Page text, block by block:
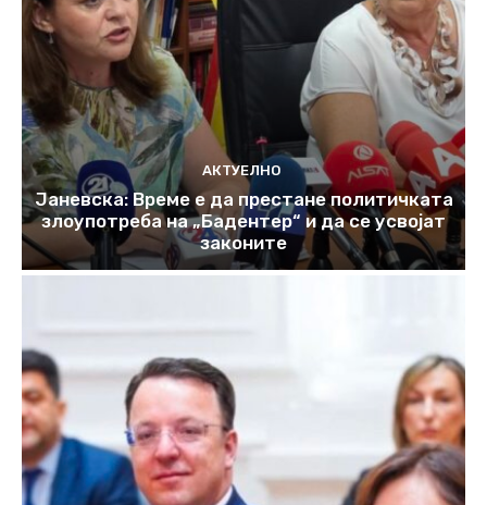
АКТУЕЛНО
Јаневска: Време е да престане политичката
злоупотреба на „Бадентер“ и да се усвојат
законите